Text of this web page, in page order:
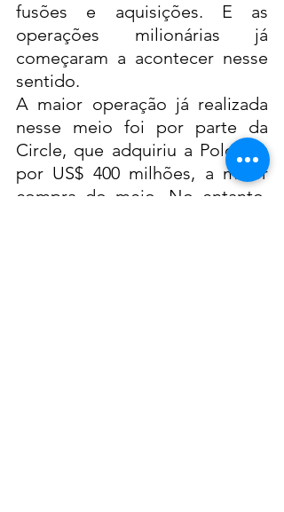
fusões e aquisições. E as
operações milionárias já
começaram a acontecer nesse
sentido.
A maior operação já realizada
nesse meio foi por parte da
Circle, que adquiriu a Poloniex
por US$ 400 milhões, a maior
compra do meio. No entanto,